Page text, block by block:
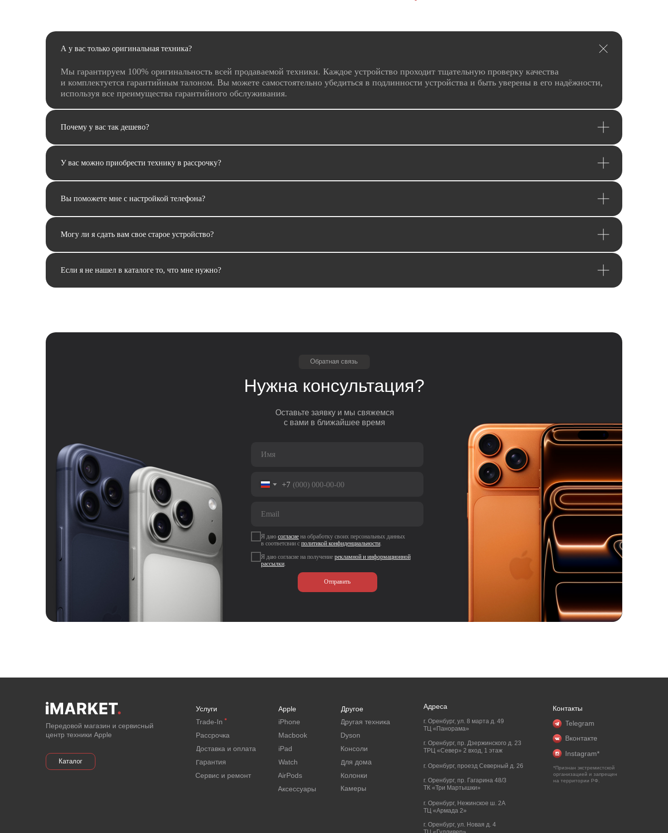
А у вас только оригинальная техника?
Мы гарантируем 100% оригинальность всей продаваемой техники. Каждое устройство проходит тщательную проверку качества
и комплектуется гарантийным талоном. Вы можете самостоятельно убедиться в подлинности устройства и быть уверены в его надёжности,
используя все преимущества гарантийного обслуживания.
Почему у вас так дешево?
У вас можно приобрести технику в рассрочку?
Вы поможете мне с настройкой телефона?
Могу ли я сдать вам свое старое устройство?
Если я не нашел в каталоге то, что мне нужно?
+7
Я даю согласие на обработку своих персональных данных
в соответсвии с политикой конфиденциальности
Я даю согласие на получение рекламной и информационной
рассылки
Отправить
Нужна консультация?
Обратная связь
Оставьте заявку и мы свяжемся
с вами в ближайшее время
Отправить
Передовой магазин и сервисный
центр техники Apple
*Признан экстремистской
организацией и запрещен
на территории РФ.
Услуги Apple Другое Контакты
г. Оренбург, ул. 8 марта д. 49
ТЦ «Панорама»
Адреса
г. Оренбург, пр. Дзержинского д. 23
ТРЦ «Север» 2 вход, 1 этаж
г. Оренбург, пр. Гагарина 48/3
ТК «Три Мартышки»
г. Оренбург, Нежинское ш. 2А
ТЦ «Армада 2»
г. Оренбург, ул. Новая д. 4
г. Оренбург, проезд Северный д. 26
Камеры
Колонки
Instagram*
Для дома
Вконтакте
Telegram
Другая техника
Dyson
Консоли
iPhone
Macbook
Watch
iPad
AirPods
Аксессуары
Рассрочка
Доставка и оплата
Сервис и ремонт
Гарантия
Trade-In
Каталог